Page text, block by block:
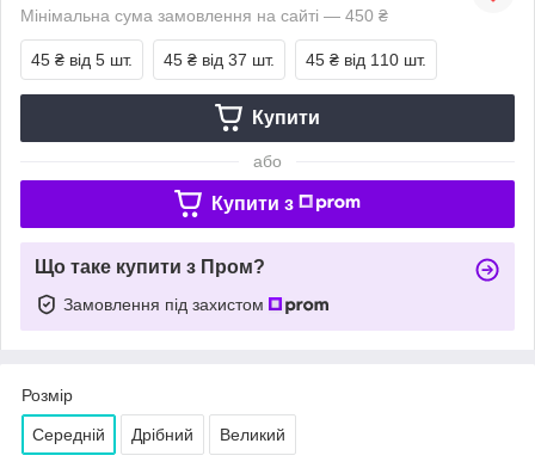
Мінімальна сума замовлення на сайті — 450 ₴
45 ₴ від 5 шт. 45 ₴ від 37 шт. 45 ₴ від 110 шт.
Купити
або
Купити з
Що таке купити з Пром?
Замовлення під захистом
Розмір
Середній Дрібний Великий